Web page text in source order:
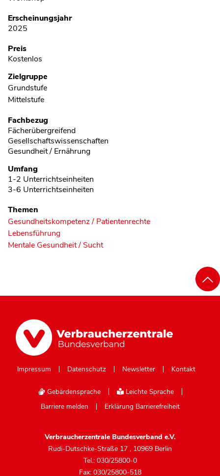
Erscheinungsjahr
2025
Preis
Kostenlos
Zielgruppe
Grundstufe
Mittelstufe
Fachbezug
Fächerübergreifend
Gesellschaftswissenschaften
Gesundheit / Ernährung
Umfang
1-2 Unterrichtseinheiten
3-6 Unterrichtseinheiten
Themen
Gesundheitskompetenz / Patientenrechte
Lebensführung
Mentale Gesundheit / Sucht
Impressum Datenschutz Newsletter Kontakt
Gebärdensprache
Leichte Sprache
Barriere melden
Erklärung Barrierefreiheit
Verbraucherzentrale Bundesverband e.V.
Rudi-Dutschke-Straße 17 , 10969 Berlin
Tel.: 030/25800-0
Fax: 030/25800-518